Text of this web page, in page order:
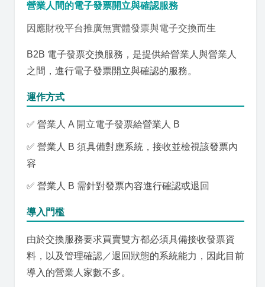
營業人間的電子發票開立與確認服務
因應財稅平台推廣無實體發票與電子交換而生
B2B 電子發票交換服務，是提供給營業人與營業人
之間，進行電子發票開立與確認的服務。
運作方式
✅ 營業人 A 開立電子發票給營業人 B
✅ 營業人 B 須具備對應系統，接收並檢視該發票內
容
✅ 營業人 B 需針對發票內容進行確認或退回
導入門檻
由於交換服務要求買賣雙方都必須具備接收發票資
料，以及管理確認／退回狀態的系統能力，因此目前
導入的營業人家數不多。